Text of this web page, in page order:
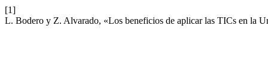
[1]
L. Bodero y Z. Alvarado, «Los beneficios de aplicar las TICs en la